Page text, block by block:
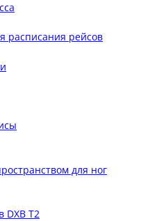
расписания рейсов
для ног
DXB T2